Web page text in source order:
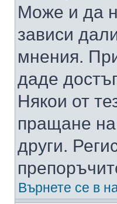
Може и да
зависи
мнения.
даде
Някои от
пращане на
други.
Върнете се в